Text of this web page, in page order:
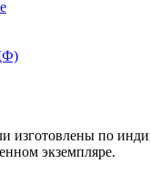
изготовлены по
экземпляре.